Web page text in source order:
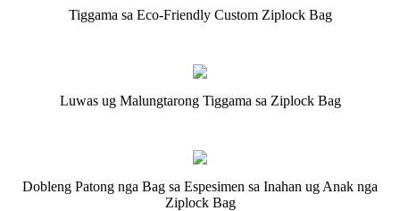
Tiggama sa Eco-Friendly Custom Ziplock Bag
Luwas ug Malungtarong Tiggama sa Ziplock Bag
Dobleng Patong nga Bag sa Espesimen sa Inahan ug Anak nga
Ziplock Bag